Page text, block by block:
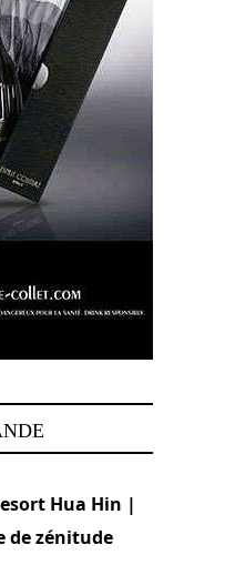
Hua Hin |
de zénitude